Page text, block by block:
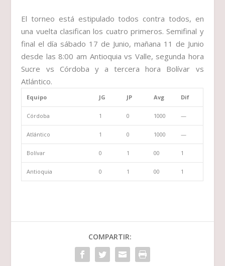
El torneo está estipulado todos contra todos, en
una vuelta clasifican los cuatro primeros. Semifinal y
final el día sábado 17 de Junio, mañana 11 de Junio
desde las 8:00 am Antioquia vs Valle, segunda hora
Sucre vs Córdoba y a tercera hora Bolívar vs
Atlántico.
Equipo JG JP Avg Dif
Córdoba 1 0 1000 —
Atlántico 1 0 1000 —
Bolívar 0 1 00 1
Antioquia 0 1 00 1
COMPARTIR: